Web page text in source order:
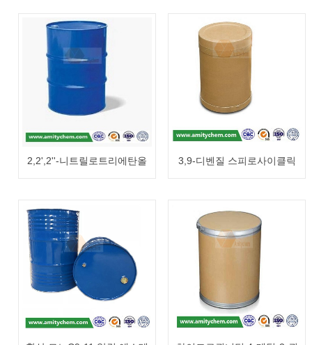
2,2',2''-니트릴로트리에탄올
3,9-디벤질 스피로사이클릭